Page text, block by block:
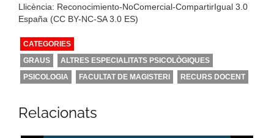
Llicència: Reconocimiento-NoComercial-CompartirIgual 3.0
España (CC BY-NC-SA 3.0 ES)
CATEGORIES
GRAUS
ALTRES ESPECIALITATS PSICOLÒGIQUES
PSICOLOGIA
FACULTAT DE MAGISTERI RECURS DOCENT
Relacionats